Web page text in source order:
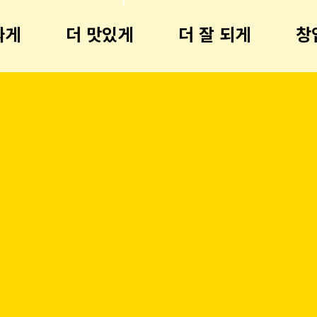
더 맛있게 더 잘 되게 창